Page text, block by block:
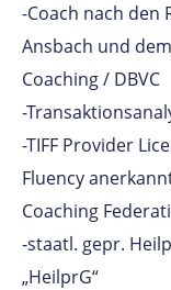
-Coach nach den
Ansbach und
Coaching / DBVC
-
-TIFF Provider
Fluency
Coaching
-staatl. gepr.
„HeilprG“